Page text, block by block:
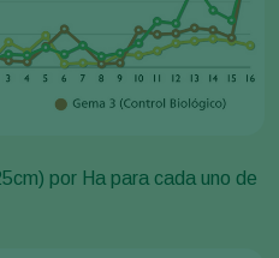
por Ha para cada uno de